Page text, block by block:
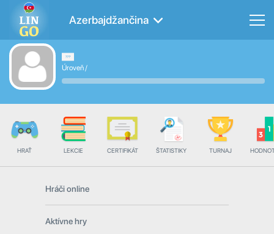
Azerbajdžančina
Úroveň/
HRAŤ LEKCIE CERTIFIKÁT ŠTATISTIKY TURNAJ
Hráči online
Aktívne hry